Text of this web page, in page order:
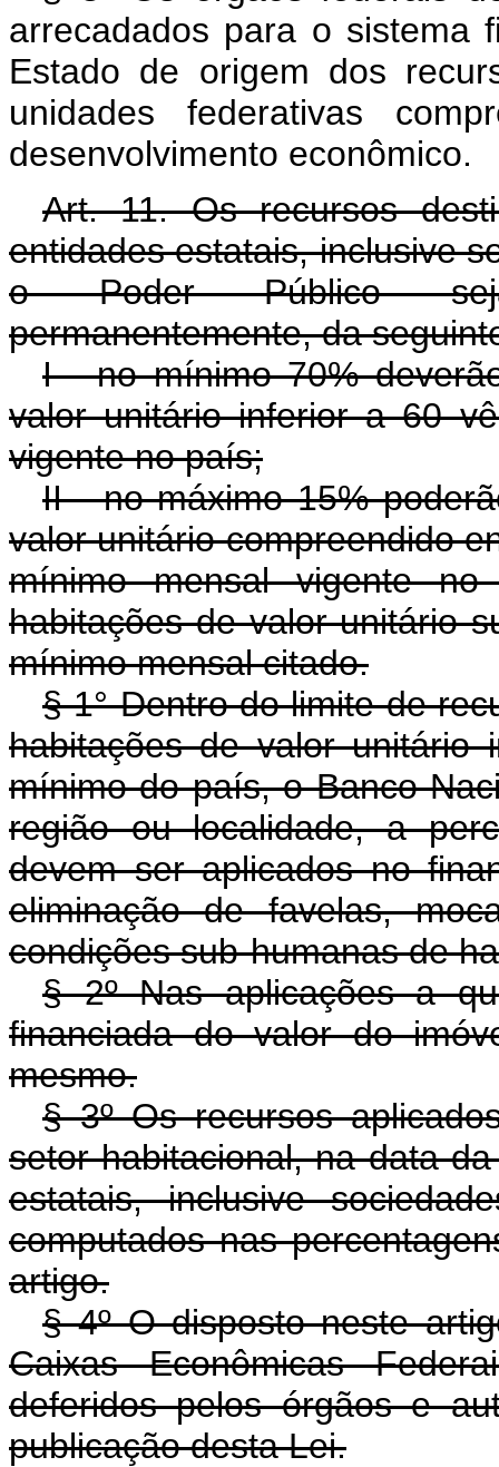
arrecadados para o sistema
Estado de origem dos
unidades federativas
desenvolvimento econômico.
Art. 11. Os recursos
entidades estatais, inclusive
o Poder Público seja
permanentemente, da
I - no mínimo 70%
valor unitário inferior a 60
vigente no país;
II - no máximo 15%
valor unitário compreendido
mínimo mensal vigente
habitações de valor unitário
mínimo mensal citado.
§ 1° Dentro do limite de
habitações de valor
mínimo do país, o Banco
região ou localidade, a
devem ser aplicados no
eliminação de favelas,
condições sub-humanas de
§ 2º Nas aplicações a
financiada do valor do
mesmo.
§ 3º Os recursos
setor habitacional, na data
estatais, inclusive
computados nas
artigo.
§ 4º O disposto neste
Caixas Econômicas
deferidos pelos órgãos e
publicação desta Lei.